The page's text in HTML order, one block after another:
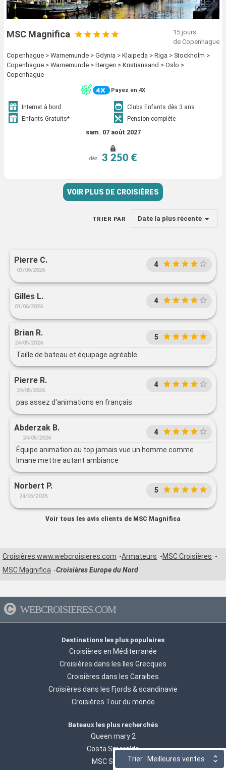
Trier : Meilleures ventes
MSC Magnifica
15 jours
de Copenhague
Copenhague > Warnemunde > Gdynia > Klaipeda > Riga > Stockholm >
Copenhague > Warnemunde > Bergen > Kristiansand > Oslo >
Copenhague
Payez en 4X
Internet à bord
Clubs Enfants dès 3 ans
Enfants Gratuits*
Pension complète
sam. 07 août 2027
dès 3 250 €
VOIR PLUS DE CROISIÈRES
TRIER PAR Date la plus récente
Pierre C.
03/06/2026
4
Gilles L.
01/06/2026
4
Brian R.
24/05/2026
5
Taille de bateau et équipage agréable
Pierre R.
24/05/2026
4
pas assez d'animations en français
Abderzak B.
24/05/2026
4
Équipe animation au top jamais vue un homme comme
Imane mettre autant ambiance
Norbert P.
24/05/2026
5
Voir tous les avis clients de MSC Magnifica
Croisières www.webcroisieres.com Armateurs
MSC Croisières
MSC Magnifica
Croisières Europe du Nord
WEBCROISIERES.COM
Destinations les plus populaires
Croisières en Méditerranée
Croisières dans les Iles Grecques
Croisières dans les Caraibes
Croisières dans les Fjords & scandinavie
Croisières Tour du monde
Bateaux les plus recherchés
Queen mary 2
Costa Smeralda
MSC Seaside